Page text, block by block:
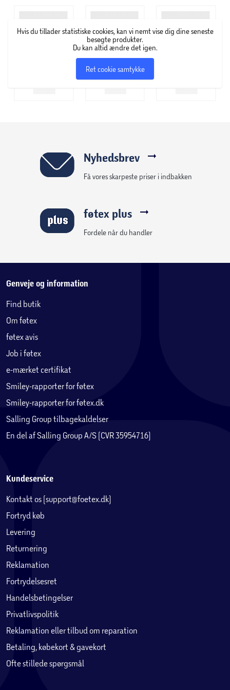
Hvis du tillader statistiske cookies, kan vi nemt vise dig dine seneste
besøgte produkter.
Du kan altid ændre det igen.
Ret cookie samtykke
Nyhedsbrev
Få vores skarpeste priser i indbakken
føtex plus
Fordele når du handler
Genveje og information
Find butik
Om føtex
føtex avis
Job i føtex
e-mærket certifikat
Smiley-rapporter for føtex
Smiley-rapporter for føtex.dk
Salling Group tilbagekaldelser
En del af Salling Group A/S (CVR 35954716)
Kundeservice
Kontakt os (support@foetex.dk)
Fortryd køb
Levering
Returnering
Reklamation
Fortrydelsesret
Handelsbetingelser
Privatlivspolitik
Reklamation eller tilbud om reparation
Betaling, købekort & gavekort
Ofte stillede spørgsmål